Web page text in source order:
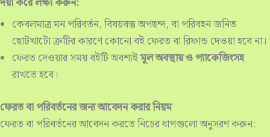
কেবলমাত্র মন পরিবর্তন, বিষয়বস্তু অপছন্দ, বা পরিবহন জনিত
ছোটখাটো ত্রুটির কারণে কোনো বই ফেরত বা রিফান্ড দেওয়া হবে না।
ফেরত দেওয়ার সময় বইটি অবশ্যইমূল অবস্থায় ও প্যাকেজিংসহ
রাখতে হবে।
ফেরত বা পরিবর্তনের জন্য আবেদন করার নিয়ম
ফেরত বা পরিবর্তনের আবেদন করতে নিচের ধাপগুলো অনুসরণ করুন: